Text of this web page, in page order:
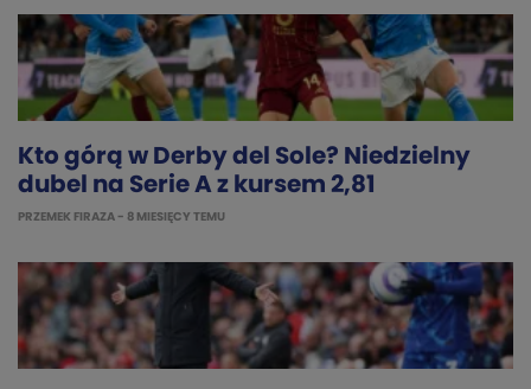
Kto górą w Derby del Sole? Niedzielny
dubel na Serie A z kursem 2,81
PRZEMEK FIRAZA - 8 MIESIĘCY TEMU